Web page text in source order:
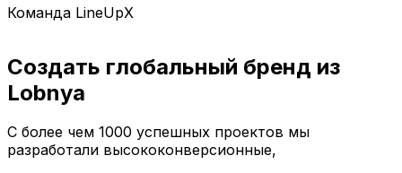
Команда LineUpX
Создать глобальный бренд из
Lobnya
С более чем 1000 успешных проектов мы
разработали высококонверсионные,